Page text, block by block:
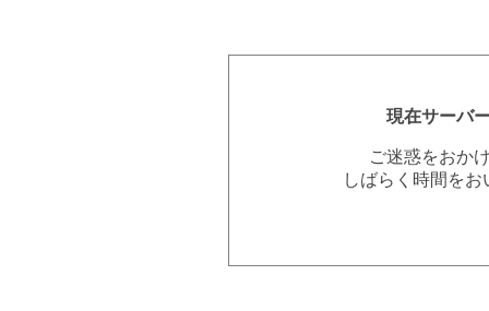
現在サーバ
ご迷惑をおか
しばらく時間を